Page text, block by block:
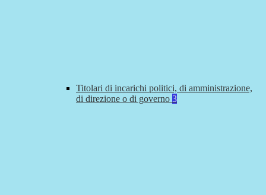
Titolari di incarichi politici, di amministrazione,
di direzione o di governo 3